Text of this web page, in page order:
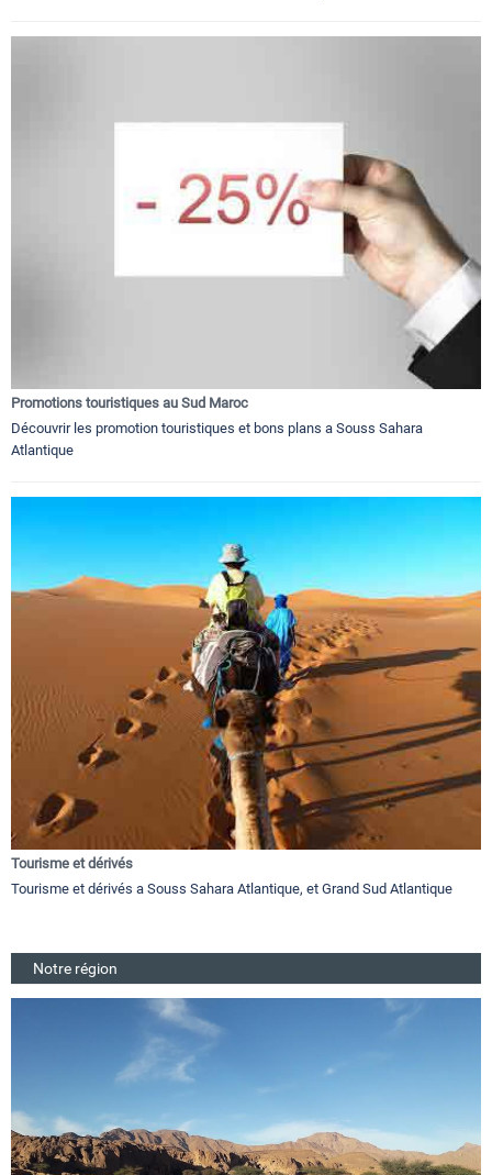
Promotions touristiques au Sud Maroc
Découvrir les promotion touristiques et bons plans a Souss Sahara
Atlantique
Tourisme et dérivés
Tourisme et dérivés a Souss Sahara Atlantique, et Grand Sud Atlantique
Notre région